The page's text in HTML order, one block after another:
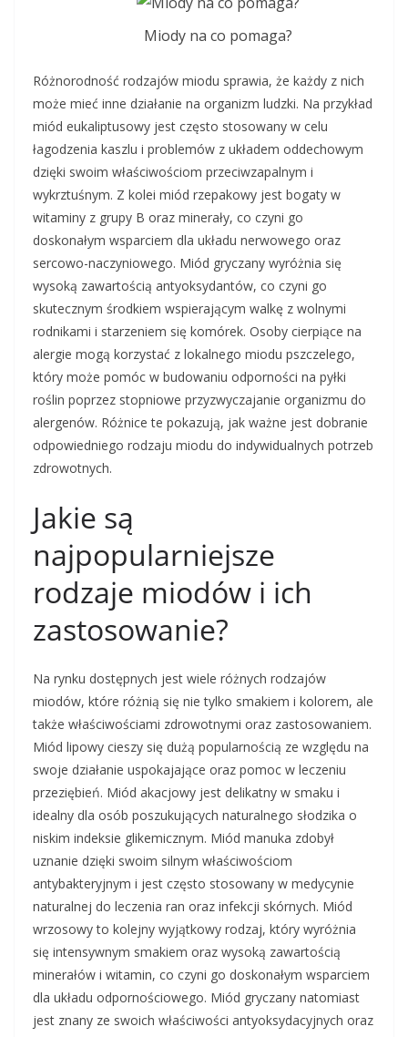
Miody na co pomaga?
Różnorodność rodzajów miodu sprawia, że każdy z nich
może mieć inne działanie na organizm ludzki. Na przykład
miód eukaliptusowy jest często stosowany w celu
łagodzenia kaszlu i problemów z układem oddechowym
dzięki swoim właściwościom przeciwzapalnym i
wykrztuśnym. Z kolei miód rzepakowy jest bogaty w
witaminy z grupy B oraz minerały, co czyni go
doskonałym wsparciem dla układu nerwowego oraz
sercowo-naczyniowego. Miód gryczany wyróżnia się
wysoką zawartością antyoksydantów, co czyni go
skutecznym środkiem wspierającym walkę z wolnymi
rodnikami i starzeniem się komórek. Osoby cierpiące na
alergie mogą korzystać z lokalnego miodu pszczelego,
który może pomóc w budowaniu odporności na pyłki
roślin poprzez stopniowe przyzwyczajanie organizmu do
alergenów. Różnice te pokazują, jak ważne jest dobranie
odpowiedniego rodzaju miodu do indywidualnych potrzeb
zdrowotnych.
Jakie są
najpopularniejsze
rodzaje miodów i ich
zastosowanie?
Na rynku dostępnych jest wiele różnych rodzajów
miodów, które różnią się nie tylko smakiem i kolorem, ale
także właściwościami zdrowotnymi oraz zastosowaniem.
Miód lipowy cieszy się dużą popularnością ze względu na
swoje działanie uspokajające oraz pomoc w leczeniu
przeziębień. Miód akacjowy jest delikatny w smaku i
idealny dla osób poszukujących naturalnego słodzika o
niskim indeksie glikemicznym. Miód manuka zdobył
uznanie dzięki swoim silnym właściwościom
antybakteryjnym i jest często stosowany w medycynie
naturalnej do leczenia ran oraz infekcji skórnych. Miód
wrzosowy to kolejny wyjątkowy rodzaj, który wyróżnia
się intensywnym smakiem oraz wysoką zawartością
minerałów i witamin, co czyni go doskonałym wsparciem
dla układu odpornościowego. Miód gryczany natomiast
jest znany ze swoich właściwości antyoksydacyjnych oraz